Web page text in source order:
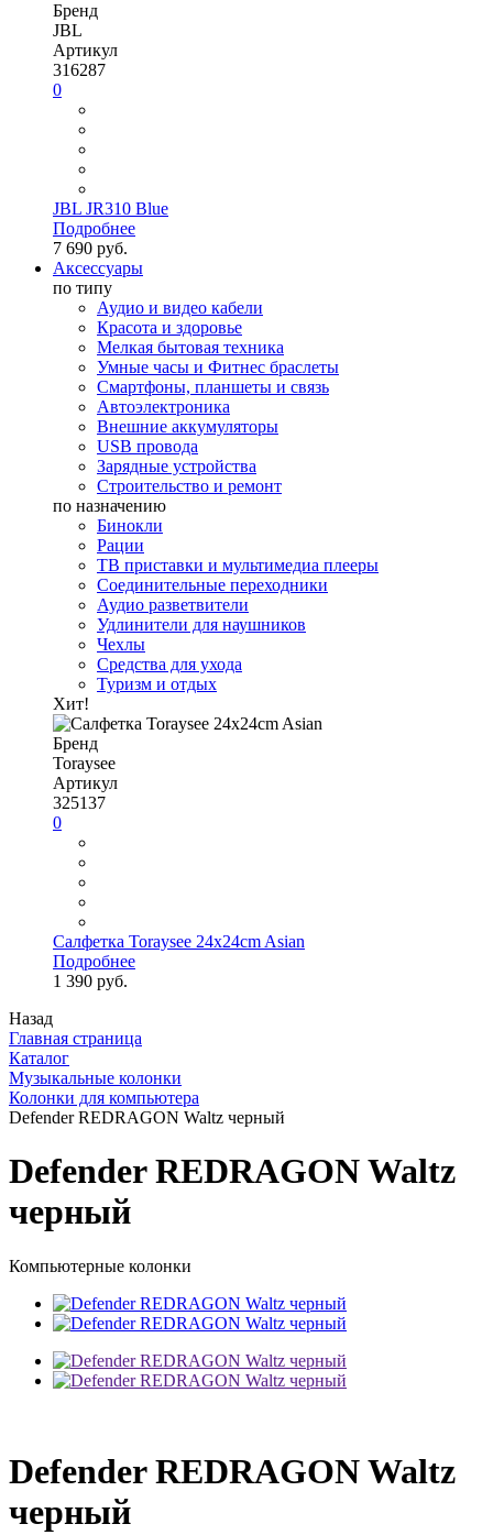
Бренд
JBL
Артикул
316287
0
JBL JR310 Blue
Подробнее
7 690 руб.
Аксессуары
по типу
Аудио и видео кабели
Красота и здоровье
Мелкая бытовая техника
Умные часы и Фитнес браслеты
Смартфоны, планшеты и связь
Автоэлектроника
Внешние аккумуляторы
USB провода
Зарядные устройства
Строительство и ремонт
по назначению
Бинокли
Рации
ТВ приставки и мультимедиа плееры
Соединительные переходники
Аудио разветвители
Удлинители для наушников
Чехлы
Средства для ухода
Туризм и отдых
Хит!
Бренд
Toraysee
Артикул
325137
0
Салфетка Toraysee 24x24cm Asian
Подробнее
1 390 руб.
Назад
Главная страница
Каталог
Музыкальные колонки
Колонки для компьютера
Defender REDRAGON Waltz черный
Defender REDRAGON Waltz
черный
Компьютерные колонки
Defender REDRAGON Waltz
черный